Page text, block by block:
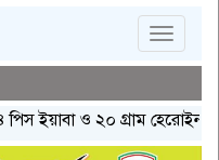
Toggle
ও ২০ গ্রাম হেরোইনসহ